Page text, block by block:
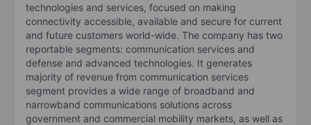
technologies and services, focused on making
connectivity accessible, available and secure for current
and future customers world-wide. The company has two
reportable segments: communication services and
defense and advanced technologies. It generates
majority of revenue from communication services
segment provides a wide range of broadband and
narrowband communications solutions across
government and commercial mobility markets, as well as